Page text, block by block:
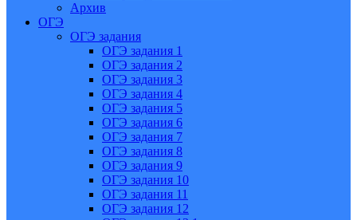
Архив
ОГЭ
ОГЭ задания
ОГЭ задания 1
ОГЭ задания 2
ОГЭ задания 3
ОГЭ задания 4
ОГЭ задания 5
ОГЭ задания 6
ОГЭ задания 7
ОГЭ задания 8
ОГЭ задания 9
ОГЭ задания 10
ОГЭ задания 11
ОГЭ задания 12